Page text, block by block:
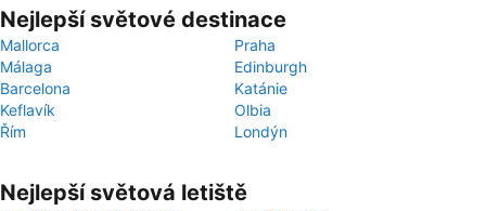
Nejlepší světové destinace
Mallorca
Praha
Málaga
Edinburgh
Barcelona
Katánie
Keflavík
Olbia
Řím
Londýn
Nejlepší světová letiště